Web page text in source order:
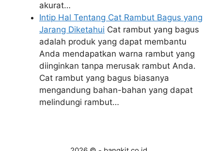
akurat…
Intip Hal Tentang Cat Rambut Bagus yang
Jarang Diketahui Cat rambut yang bagus
adalah produk yang dapat membantu
Anda mendapatkan warna rambut yang
diinginkan tanpa merusak rambut Anda.
Cat rambut yang bagus biasanya
mengandung bahan-bahan yang dapat
melindungi rambut…